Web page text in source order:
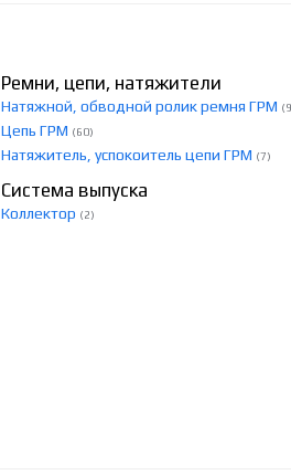
Ремни, цепи, натяжители
Натяжной, обводной ролик ремня ГРМ
Цепь ГРМ (60)
Натяжитель, успокоитель цепи ГРМ (7)
Система выпуска
Коллектор (2)